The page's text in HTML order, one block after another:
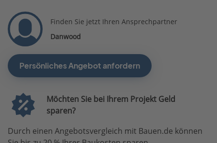
Finden Sie jetzt Ihren Ansprechpartner
Danwood
Persönliches Angebot anfordern
Möchten Sie bei Ihrem Projekt Geld
sparen?
Durch einen Angebotsvergleich mit Bauen.de können